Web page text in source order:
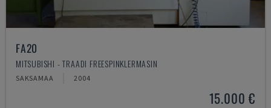
FA20
MITSUBISHI - TRAADI FREESPINKLERMASIN
SAKSAMAA 2004
15.000 €